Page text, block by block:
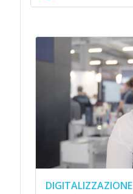
DIGITALIZZAZIONE